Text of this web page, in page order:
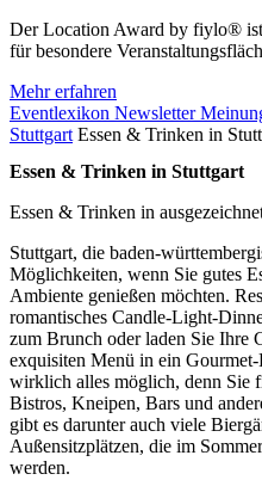
Der Location Award by fiylo®
für besondere
Mehr erfahren
Eventlexikon Newsletter
Stuttgart Essen & Trinken in
Essen & Trinken in Stuttgart
Essen & Trinken in
Stuttgart, die baden-
Möglichkeiten, wenn Sie gutes
Ambiente genießen möchten.
romantisches Candle-Light-
zum Brunch oder laden Sie Ihre
exquisiten Menü in ein
wirklich alles möglich, denn Sie
Bistros, Kneipen, Bars und
gibt es darunter auch viele
Außensitzplätzen, die im
werden.